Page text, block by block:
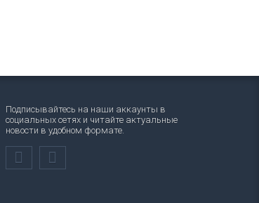
Подписывайтесь на наши аккаунты в
социальных сетях и читайте актуальные
новости в удобном формате.